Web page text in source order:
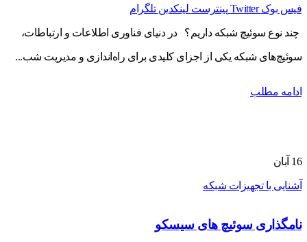
فیس بوک Twitter پینترست لینکدین تلگرام
چند نوع سوئیچ شبکه داریم؟ در دنیای فناوری اطلاعات و ارتباطات،
سوئیچ‌های شبکه یکی از اجزای کلیدی برای راه‌اندازی و مدیریت شب...
ادامه مطلب
16 آبان
آشنایی با تجهیزات شبکه
نامگذاری سوئیچ های سیسکو